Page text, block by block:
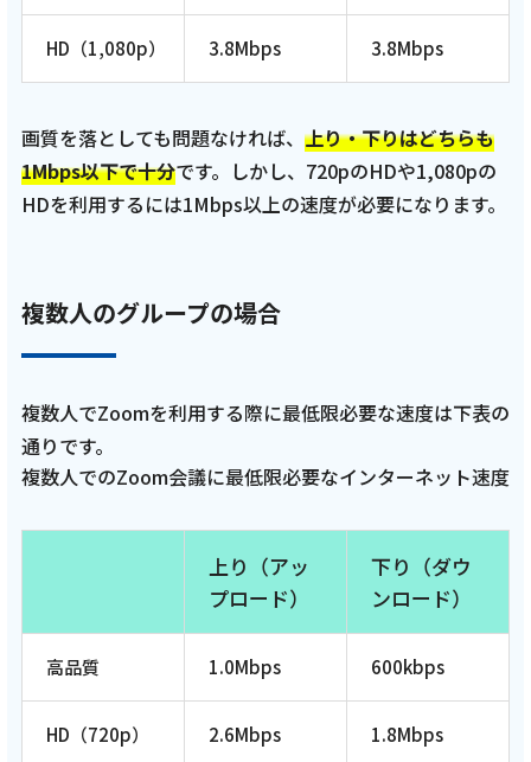
HD（1,080p） 3.8Mbps 3.8Mbps
画質を落としても問題なければ、 上り・下りはどちらも
1Mbps以下で十分です。しかし、720pのHDや1,080pの
HDを利用するには1Mbps以上の速度が必要になります。
複数人のグループの場合
複数人でZoomを利用する際に最低限必要な速度は下表の
通りです。
複数人でのZoom会議に最低限必要なインターネット速度
上り（アッ
プロード）
下り（ダウ
ンロード）
高品質 1.0Mbps 600kbps
HD（720p） 2.6Mbps 1.8Mbps